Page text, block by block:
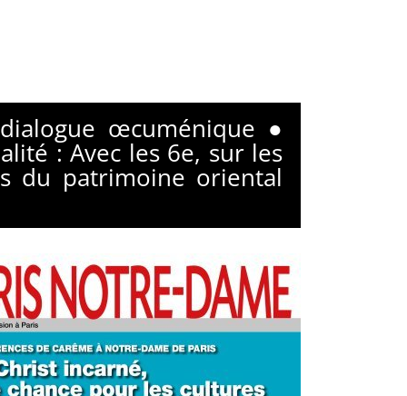
œcuménique ●
: Avec les 6e, sur les
du patrimoine oriental